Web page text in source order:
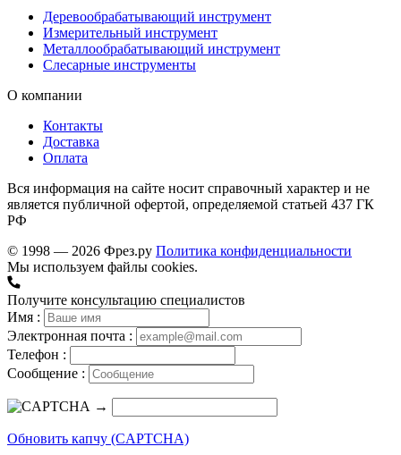
Деревообрабатывающий инструмент
Измерительный инструмент
Металлообрабатывающий инструмент
Слесарные инструменты
О компании
Контакты
Доставка
Оплата
Вся информация на сайте носит справочный характер и не
является публичной офертой, определяемой статьей 437 ГК
РФ
© 1998 — 2026 Фрез.ру Политика конфиденциальности
Мы используем файлы cookies.
Получите консультацию специалистов
Имя :
Электронная почта :
Телефон :
Сообщение :
→
Обновить капчу (CAPTCHA)